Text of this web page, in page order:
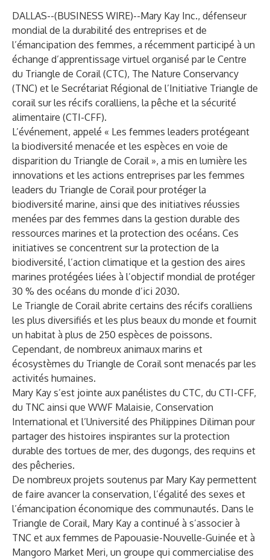
DALLAS--(BUSINESS WIRE)--Mary Kay Inc., défenseur
mondial de la durabilité des entreprises et de
l’émancipation des femmes, a récemment participé à un
échange d’apprentissage virtuel organisé par le Centre
du Triangle de Corail (CTC), The Nature Conservancy
(TNC) et le Secrétariat Régional de l’Initiative Triangle de
corail sur les récifs coralliens, la pêche et la sécurité
alimentaire (CTI-CFF).
L’événement, appelé « Les femmes leaders protégeant
la biodiversité menacée et les espèces en voie de
disparition du Triangle de Corail », a mis en lumière les
innovations et les actions entreprises par les femmes
leaders du Triangle de Corail pour protéger la
biodiversité marine, ainsi que des initiatives réussies
menées par des femmes dans la gestion durable des
ressources marines et la protection des océans. Ces
initiatives se concentrent sur la protection de la
biodiversité, l’action climatique et la gestion des aires
marines protégées liées à l’objectif mondial de protéger
30 % des océans du monde d’ici 2030.
Le Triangle de Corail abrite certains des récifs coralliens
les plus diversifiés et les plus beaux du monde et fournit
un habitat à plus de 250 espèces de poissons.
Cependant, de nombreux animaux marins et
écosystèmes du Triangle de Corail sont menacés par les
activités humaines.
Mary Kay s’est jointe aux panélistes du CTC, du CTI-CFF,
du TNC ainsi que WWF Malaisie, Conservation
International et l’Université des Philippines Diliman pour
partager des histoires inspirantes sur la protection
durable des tortues de mer, des dugongs, des requins et
des pêcheries.
De nombreux projets soutenus par Mary Kay permettent
de faire avancer la conservation, l’égalité des sexes et
l’émancipation économique des communautés. Dans le
Triangle de Corail, Mary Kay a continué à s’associer à
TNC et aux femmes de Papouasie-Nouvelle-Guinée et à
Mangoro Market Meri, un groupe qui commercialise des